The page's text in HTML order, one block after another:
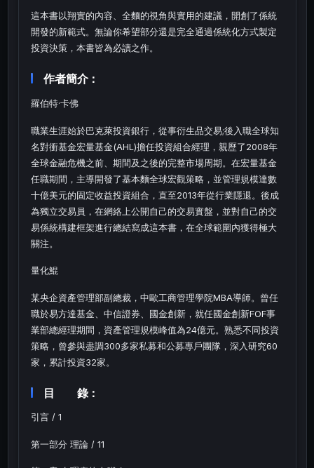
這本書以翔實的內容、全麵的視角與實用的建議，開創了係統
開發的新範式。無論你希望部分還是完全通過係統化方式製定
投資決策，本書皆為必讀之作。
作者簡介：
羅伯特·卡佛
職業生涯始於巴克萊投資銀行，從事衍生品交易;後入職全球知
名對衝基金宏量基金(AHL)擔任投資組合經理，親歷了2008年
全球金融危機之前、期間及之後的完整市場周期。在宏量基金
任職期間，主導開發了基本麵全球宏觀策略，並管理規模達數
十億美元的固定收益投資組合，直至2013年從行業隱退。後成
為獨立交易員，在網絡上公開自己的交易實盤，並對自己的交
易係統構建框架進行總結寫成這本書，在全球範圍內獲得極大
關注。
量化鯤
某央企資產管理部副總裁，中歐工商管理學院MBA導師。曾任
職於易方達基金、中信證券、國金創新，就任國金創新FOF事
業部總經理期間，資產管理規模峰值為24億元。熟悉不同投資
策略，曾參與盡調300多家私募和公募專戶團隊，深入研究60
家，累計投資32家。
目 錄：
引言 / 1
第一部分 理論 / 11